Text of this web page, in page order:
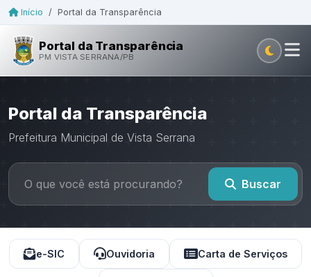
Início / Portal da Transparência
Portal da Transparência
PM VISTA SERRANA/PB
Portal da Transparência
Prefeitura Municipal de Vista Serrana
Buscar
e-SIC Ouvidoria Carta de Serviços